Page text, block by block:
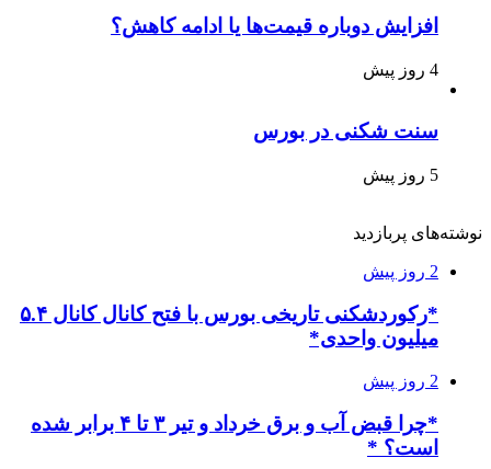
افزایش دوباره قیمت‌ها یا ادامه کاهش؟
4 روز پیش
سنت شکنی در بورس
5 روز پیش
نوشته‌های پربازدید
2 روز پیش
*رکوردشکنی تاریخی بورس با فتح کانال کانال ۵.۴
میلیون واحدی*
2 روز پیش
*چرا قبض آب و برق خرداد و تیر ۳ تا ۴ برابر شده
است؟ *